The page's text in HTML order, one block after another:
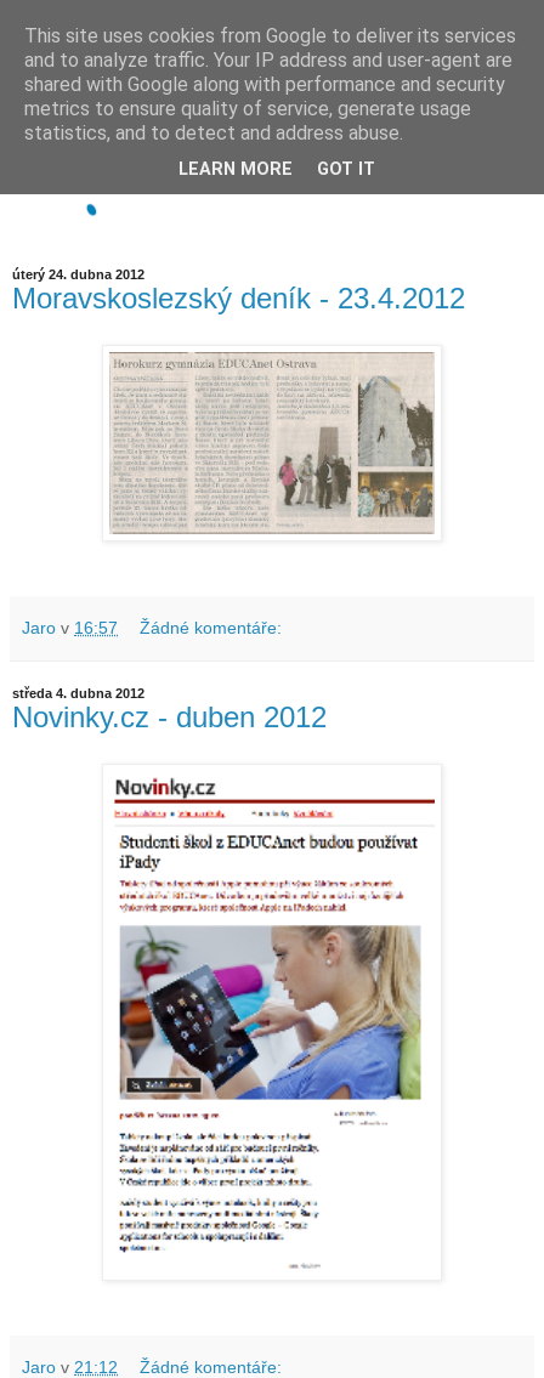
úterý 24. dubna 2012
Moravskoslezský deník - 23.4.2012
Jaro v 16:57 Žádné komentáře:
středa 4. dubna 2012
Novinky.cz - duben 2012
Jaro v 21:12 Žádné komentáře:
This site uses cookies from Google to deliver its services
and to analyze traffic. Your IP address and user-agent are
shared with Google along with performance and security
metrics to ensure quality of service, generate usage
statistics, and to detect and address abuse.
LEARN MORE GOT IT